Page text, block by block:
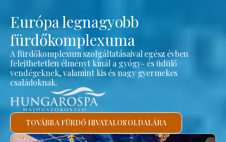
Európa legnagyobb
fürdőkomplexuma
A fürdőkomplexum szolgáltatásaival egész évben
felejthetetlen élményt kínál a gyógy- és üdülő
vendégeknek, valamint kis és nagy gyermekes
családoknak.
TOVÁBB A FÜRDŐ HIVATALOS OLDALÁRA